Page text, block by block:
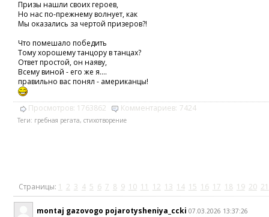
Призы нашли своих героев,
Но нас по-прежнему волнует, как
Мы оказались за чертой призеров?!
Что помешало победить
Тому хорошему танцору в танцах?
Ответ простой, он наяву,
Всему виной - его же я....
правильно вас понял - американцы!
Просмотров: 1763862 Комментариев: 7424
Теги: гребная регата, стихотворение
Страницы: 1 2 3 4 5 6 7 8 9 10 11 12 13 14 15 16 17 18 19 20 21
montaj gazovogo pojarotysheniya_ccki 07.03.2026 13:37:26